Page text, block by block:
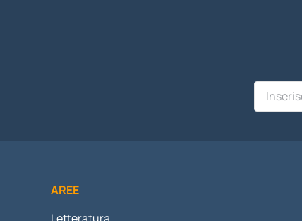
AREE
Letteratura